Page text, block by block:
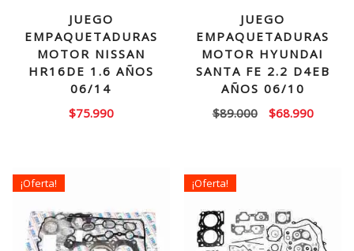
JUEGO
EMPAQUETADURAS
MOTOR NISSAN
HR16DE 1.6 AÑOS
06/14
$75.990
JUEGO
EMPAQUETADURAS
MOTOR HYUNDAI
SANTA FE 2.2 D4EB
AÑOS 06/10
$89.000
El
$68.990El
¡Oferta! ¡Oferta!